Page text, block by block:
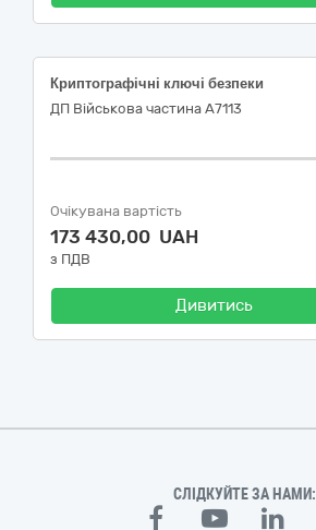
Криптографічні ключі безпеки
ДП Військова частина А7113
Очікувана вартість
173 430,00 UAH
з ПДВ
Дивитись
СЛІДКУЙТЕ ЗА НАМИ: